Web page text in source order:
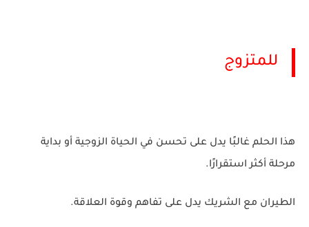
للمتزوج
هذا الحلم غالبًا يدل على تحسن في الحياة الزوجية أو بداية
مرحلة أكثر استقرارًا.
الطيران مع الشريك يدل على تفاهم وقوة العلاقة.